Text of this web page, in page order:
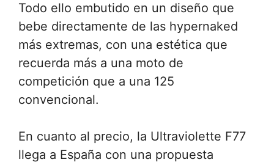
Todo ello embutido en un diseño que
bebe directamente de las hypernaked
más extremas, con una estética que
recuerda más a una moto de
competición que a una 125
convencional.
En cuanto al precio, la Ultraviolette F77
llega a España con una propuesta